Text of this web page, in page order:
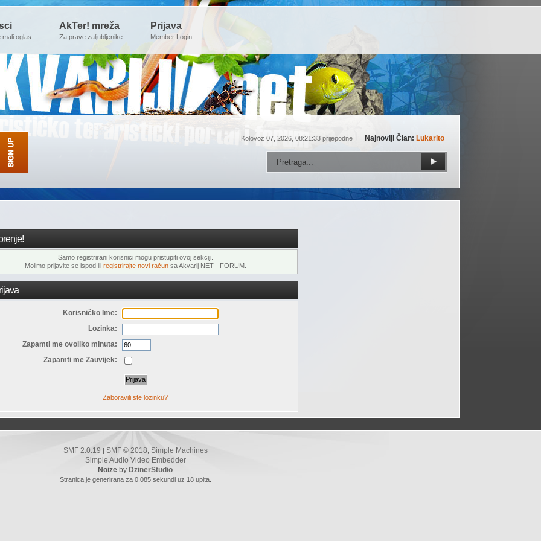
mali oglas
AkTer! mreža
Za prave zaljubljenike
Prijava
Member Login
Kolovoz 07, 2026, 08:21:33 prijepodne Najnoviji Član: Lukarito
Samo registrirani korisnici mogu pristupiti ovoj sekciji.
Molimo prijavite se ispod ili registrirajte novi računsa Akvarij NET - FORUM.
Korisničko Ime:
Lozinka:
Zapamti me ovoliko minuta:
Zapamti me Zauvijek:
Zaboravili ste lozinku?
SMF 2.0.19 SMF © 2018 Simple Machines
Simple Audio Video Embedder
Noize by DzinerStudio
Stranica je generirana za 0.085 sekundi uz 18 upita.